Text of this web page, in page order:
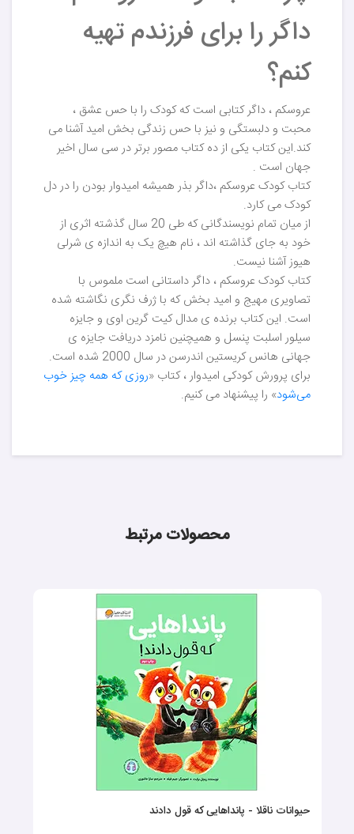
داگر را برای فرزندم تهیه
کنم؟
عروسکم ، داگر کتابی است که کودک را با حس عشق ،
محبت و دلبستگی و نیز با حس زندگی بخش امید آشنا می
کند.این کتاب یکی از ده کتاب مصور برتر در سی سال اخیر
جهان است .
کتاب کودک عروسکم ،داگر بذر همیشه امیدوار بودن را در دل
کودک می کارد.
از میان تمام نویسندگانی که طی 20 سال گذشته اثری از
خود به جای گذاشته اند ، نام هیچ یک به اندازه ی شرلی
هیوز آشنا نیست.
کتاب کودک عروسکم ، داگر داستانی است ملموس با
تصاویری مهیج و امید بخش که با ژرف نگری نگاشته شده
است. این کتاب برنده ی مدال کیت گرین اوی و جایزه
سیلور اسلبت پنسل و همیچنین نامزد دریافت جایزه ی
جهانی هانس کریستین اندرسن در سال 2000 شده است.
برای پرورش کودکی امیدوار ، کتاب «روزی که همه چیز خوب
می‌شود» را پیشنهاد می کنیم.
محصولات مرتبط
حیوانات ناقلا - پانداهایی که قول دادند